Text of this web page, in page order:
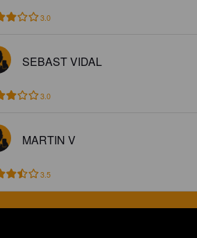
3.0
SEBAST VIDAL
3.0
MARTIN V
3.5